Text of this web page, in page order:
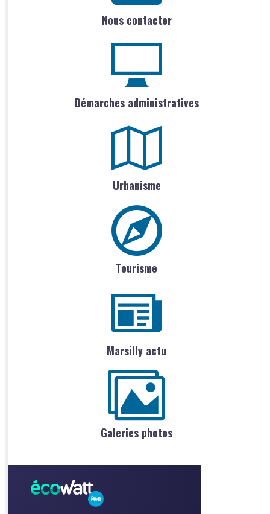
Nous contacter
Démarches administratives
Urbanisme
Tourisme
Marsilly actu
Galeries photos